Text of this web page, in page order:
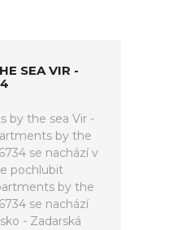
SEA VIR -
by the sea Vir -
by the
se nachází v
pochlubit
by the
se nachází
- Zadarská